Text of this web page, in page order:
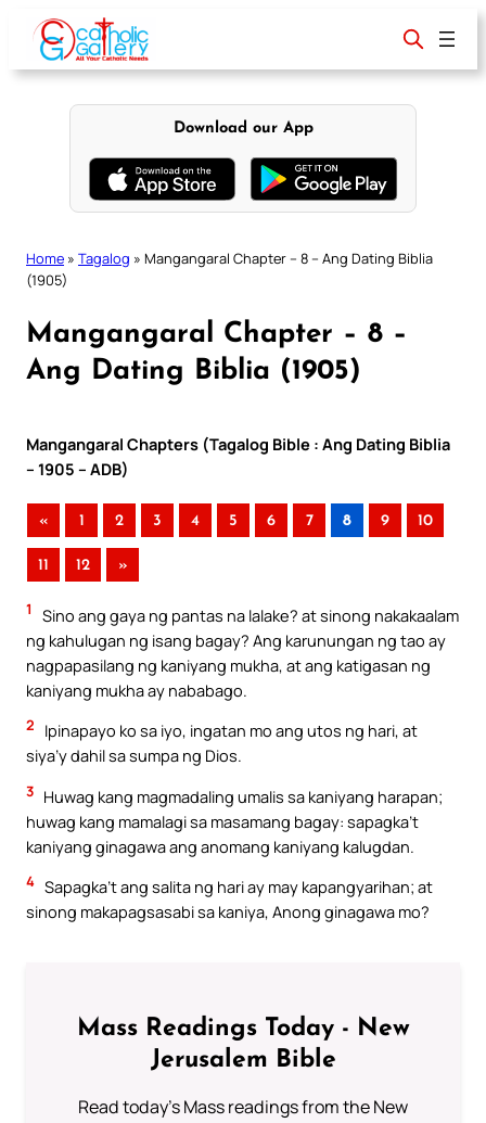
content
Download our App
Home » Tagalog » Mangangaral Chapter – 8 – Ang Dating Biblia
(1905)
Mangangaral Chapter – 8 –
Ang Dating Biblia (1905)
Mangangaral Chapters (Tagalog Bible : Ang Dating Biblia
– 1905 – ADB)
« 1 2 3 4 5 6 7 8 9 10
11 12 »
1
Sino ang gaya ng pantas na lalake? at sinong nakakaalam
ng kahulugan ng isang bagay? Ang karunungan ng tao ay
nagpapasilang ng kaniyang mukha, at ang katigasan ng
kaniyang mukha ay nababago.
2
Ipinapayo ko sa iyo, ingatan mo ang utos ng hari, at
siya’y dahil sa sumpa ng Dios.
3 Huwag kang magmadaling umalis sa kaniyang harapan;
huwag kang mamalagi sa masamang bagay: sapagka’t
kaniyang ginagawa ang anomang kaniyang kalugdan.
4 Sapagka’t ang salita ng hari ay may kapangyarihan; at
sinong makapagsasabi sa kaniya, Anong ginagawa mo?
Mass Readings Today - New
Jerusalem Bible
Read today's Mass readings from the New